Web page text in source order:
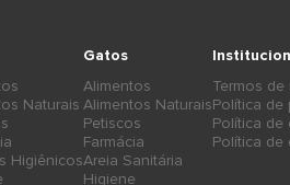
Naturais
Higiênicos
Gatos
Alimentos
Alimentos Naturais
Petiscos
Farmácia
Areia Sanitária
Higiene
Termos de
Política de
Política de
Política de